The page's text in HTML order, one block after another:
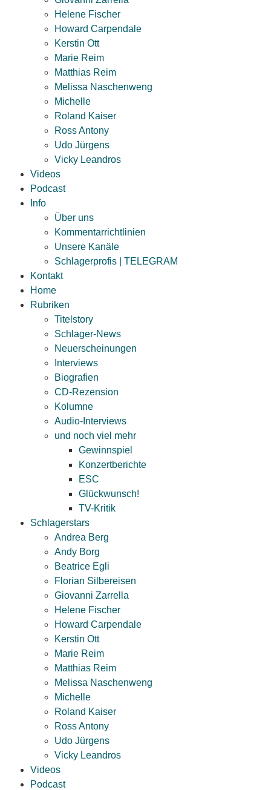
Helene Fischer
Howard Carpendale
Kerstin Ott
Marie Reim
Matthias Reim
Melissa Naschenweng
Michelle
Roland Kaiser
Ross Antony
Udo Jürgens
Vicky Leandros
Videos
Podcast
Info
Über uns
Kommentarrichtlinien
Unsere Kanäle
Schlagerprofis | TELEGRAM
Kontakt
Home
Rubriken
Titelstory
Schlager-News
Neuerscheinungen
Interviews
Biografien
CD-Rezension
Kolumne
Audio-Interviews
und noch viel mehr
Gewinnspiel
Konzertberichte
ESC
Glückwunsch!
TV-Kritik
Schlagerstars
Andrea Berg
Andy Borg
Beatrice Egli
Florian Silbereisen
Giovanni Zarrella
Helene Fischer
Howard Carpendale
Kerstin Ott
Marie Reim
Matthias Reim
Melissa Naschenweng
Michelle
Roland Kaiser
Ross Antony
Udo Jürgens
Vicky Leandros
Videos
Podcast